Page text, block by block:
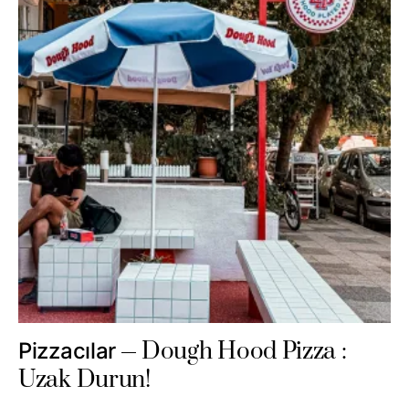
Pizzacılar
Dough Hood Pizza :
Uzak Durun!